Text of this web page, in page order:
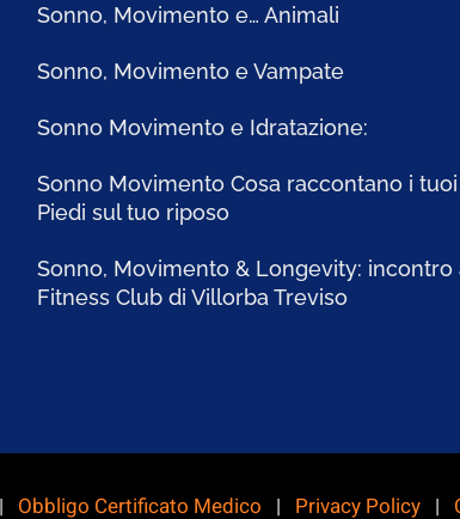
Sonno, Movimento e… Animali
Sonno, Movimento e Vampate
Sonno Movimento e Idratazione:
Sonno Movimento Cosa raccontano i tuoi
Piedi sul tuo riposo
Sonno, Movimento & Longevity: incontro
Fitness Club di Villorba Treviso
Obbligo Certificato Medico | Privacy Policy|